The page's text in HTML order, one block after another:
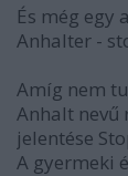
És még egy
Anhalter -
Amíg nem
Anhalt nevű
jelentése
A gyermeki